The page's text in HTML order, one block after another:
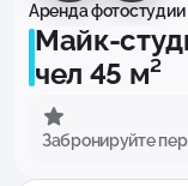
Аренда фотостудии
Майк-
чел 45 м²
Забронируйте